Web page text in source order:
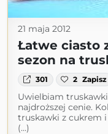
21 maja 2012
Łatwe ciasto
sezon na
301 2 Zapisz
Uwielbiam
najdroższej cenie.
truskawki z cukrem
(...)